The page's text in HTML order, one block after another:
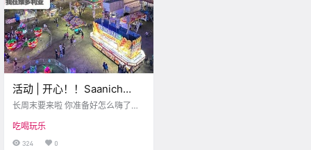
活动 | 开心！！Saanich
Fair、Greekfest…长周末的
长周末要来啦 你准备好怎么嗨了
这个假期呢！ 快来看看你周边 有哪
些值得参加的活动吧！ 1. Saanich
吃喝玩乐
324 0